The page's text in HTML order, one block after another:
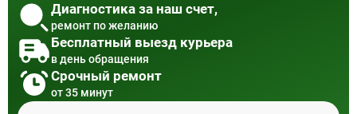
Диагностика за наш счет,
ремонт по желанию
Бесплатный выезд курьера
в день обращения
Срочный ремонт
от 35 минут